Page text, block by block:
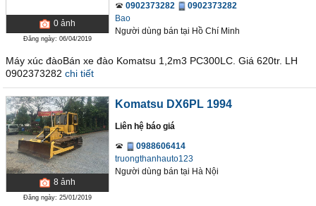
0 ảnh
Đăng ngày: 06/04/2019
0902373282
0902373282
Bao
Người dùng bán tại Hồ Chí Minh
Máy xúc đàoBán xe đào Komatsu 1,2m3 PC300LC. Giá 620tr. LH
0902373282 chi tiết
8 ảnh
Đăng ngày: 25/01/2019
Komatsu DX6PL 1994
Liên hệ báo giá
0988606414
truongthanhauto123
Người dùng bán tại Hà Nội